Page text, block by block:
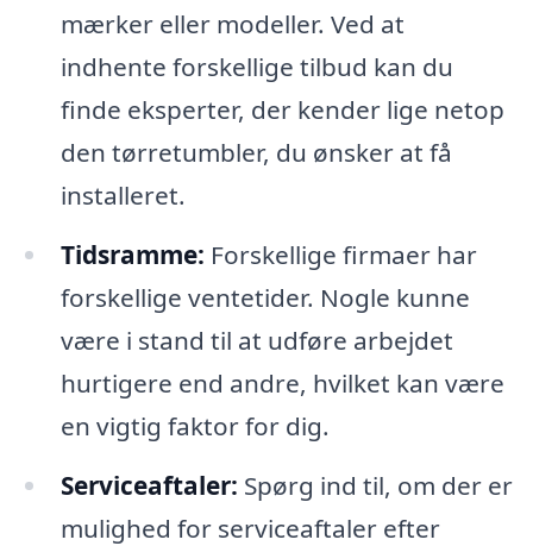
mærker eller modeller. Ved at
indhente forskellige tilbud kan du
finde eksperter, der kender lige netop
den tørretumbler, du ønsker at få
installeret.
Tidsramme: Forskellige firmaer har
forskellige ventetider. Nogle kunne
være i stand til at udføre arbejdet
hurtigere end andre, hvilket kan være
en vigtig faktor for dig.
Serviceaftaler: Spørg ind til, om der er
mulighed for serviceaftaler efter